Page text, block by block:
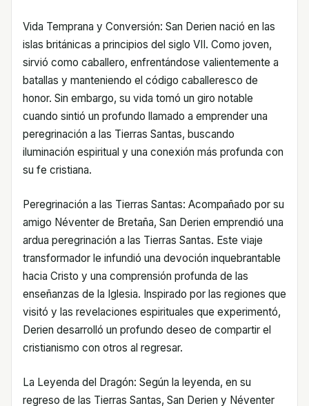
Vida Temprana y Conversión: San Derien nació en las
islas británicas a principios del siglo VII. Como joven,
sirvió como caballero, enfrentándose valientemente a
batallas y manteniendo el código caballeresco de
honor. Sin embargo, su vida tomó un giro notable
cuando sintió un profundo llamado a emprender una
peregrinación a las Tierras Santas, buscando
iluminación espiritual y una conexión más profunda con
su fe cristiana.
Peregrinación a las Tierras Santas: Acompañado por su
amigo Néventer de Bretaña, San Derien emprendió una
ardua peregrinación a las Tierras Santas. Este viaje
transformador le infundió una devoción inquebrantable
hacia Cristo y una comprensión profunda de las
enseñanzas de la Iglesia. Inspirado por las regiones que
visitó y las revelaciones espirituales que experimentó,
Derien desarrolló un profundo deseo de compartir el
cristianismo con otros al regresar.
La Leyenda del Dragón: Según la leyenda, en su
regreso de las Tierras Santas, San Derien y Néventer